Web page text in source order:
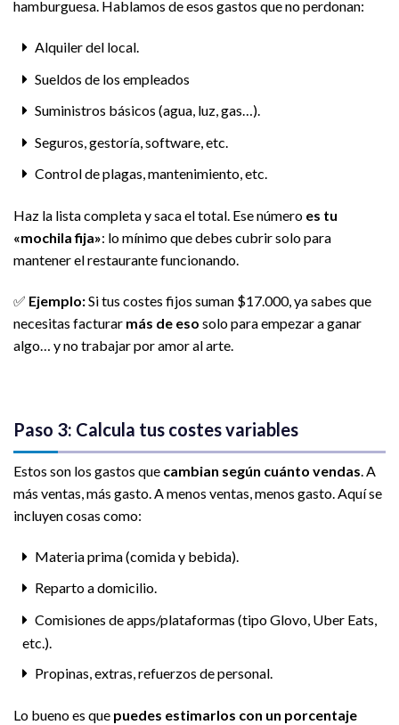
hamburguesa. Hablamos de esos gastos que no perdonan:
Alquiler del local.
Sueldos de los empleados
Suministros básicos (agua, luz, gas…).
Seguros, gestoría, software, etc.
Control de plagas, mantenimiento, etc.
Haz la lista completa y saca el total. Ese número es tu
«mochila fija»: lo mínimo que debes cubrir solo para
mantener el restaurante funcionando.
✅ Ejemplo:Si tus costes fijos suman $17.000, ya sabes que
necesitas facturar más de eso solo para empezar a ganar
algo… y no trabajar por amor al arte.
Paso 3: Calcula tus costes variables
Estos son los gastos que cambian según cuánto vendas. A
más ventas, más gasto. A menos ventas, menos gasto. Aquí se
incluyen cosas como:
Materia prima (comida y bebida).
Reparto a domicilio.
Comisiones de apps/plataformas (tipo Glovo, Uber Eats,
etc.).
Propinas, extras, refuerzos de personal.
Lo bueno es que puedes estimarlos con un porcentaje